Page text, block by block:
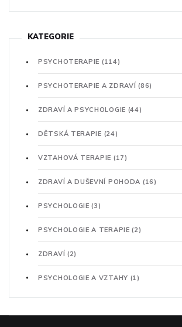
KATEGORIE
PSYCHOTERAPIE (114)
PSYCHOTERAPIE A ZDRAVÍ(86)
ZDRAVÍ A PSYCHOLOGIE (44)
DĚTSKÁ TERAPIE (24)
VZTAHOVÁ TERAPIE (17)
ZDRAVÍ A DUŠEVNÍ POHODA (16)
PSYCHOLOGIE(3)
PSYCHOLOGIE A TERAPIE(2)
ZDRAVÍ (2)
PSYCHOLOGIE A VZTAHY (1)